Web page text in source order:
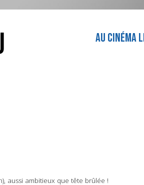
AU CINÉMA
aussi ambitieux que tête brûlée !